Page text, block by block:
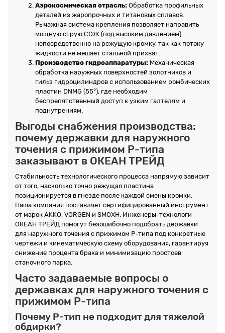
Аэрокосмическая отрасль: Обработка профильных
деталей из жаропрочных и титановых сплавов.
Рычажная система крепления позволяет направить
мощную струю СОЖ (под высоким давлением)
непосредственно на режущую кромку, так как потоку
жидкости не мешает стальной прихват.
Производство гидроаппаратуры: Механическая
обработка наружных поверхностей золотников и
гильз гидроцилиндров с использованием ромбических
пластин DNMG (55°), где необходим
беспрепятственный доступ к узким галтелям и
поднутрениям.
Выгоды снабжения производства:
почему державки для наружного
точения с прижимом P-типа
заказывают в ОКЕАН ТРЕЙД
Стабильность технологического процесса напрямую зависит
от того, насколько точно режущая пластина
позиционируется в гнезде после каждой смены кромки.
Наша компания поставляет сертифицированный инструмент
от марок AKKO, VORGEN и SMOXH. Инженеры-технологи
ОКЕАН ТРЕЙД помогут безошибочно подобрать державки
для наружного точения с прижимом P-типа под конкретные
чертежи и кинематическую схему оборудования, гарантируя
снижение процента брака и минимизацию простоев
станочного парка.
Часто задаваемые вопросы о
державках для наружного точения с
прижимом P-типа
Почему P-тип не подходит для тяжелой
обдирки?